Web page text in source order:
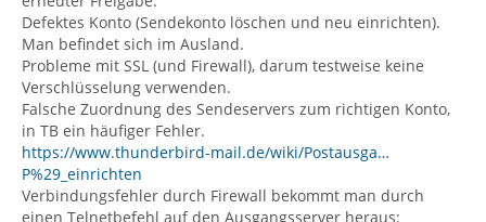
Defektes Konto (Sendekonto löschen und neu einrichten).
Man befindet sich im Ausland.
Probleme mit SSL (und Firewall), darum testweise keine
Verschlüsselung verwenden.
Falsche Zuordnung des Sendeservers zum richtigen Konto,
in TB ein häufiger Fehler.
https://www.thunderbird-mail.de/wiki/Postausga…
P%29_einrichten
Verbindungsfehler durch Firewall bekommt man durch
einen Telnetbefehl auf den Ausgangsserver heraus: